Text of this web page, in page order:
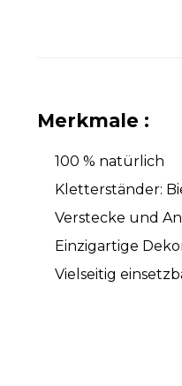
Merkmale :
100 % natürlich
Kletterständer:
Verstecke und
Einzigartige
Vielseitig